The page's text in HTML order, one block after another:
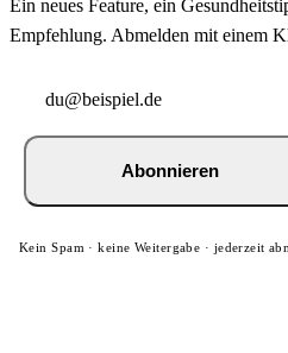
Ein neues Feature, ein
Empfehlung. Abmelden mit einem
Abonnieren
Kein Spam · keine Weitergabe · jederzeit